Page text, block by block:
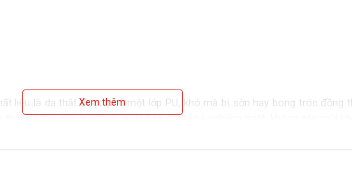
liệu là da thật được phủ một lớp PU, khó mà bị sờn hay bong tróc đồng
thật đã trải qua quy trình xử lý hóa chất khá nghiêm ngặt, không gây mùi
Xem thêm